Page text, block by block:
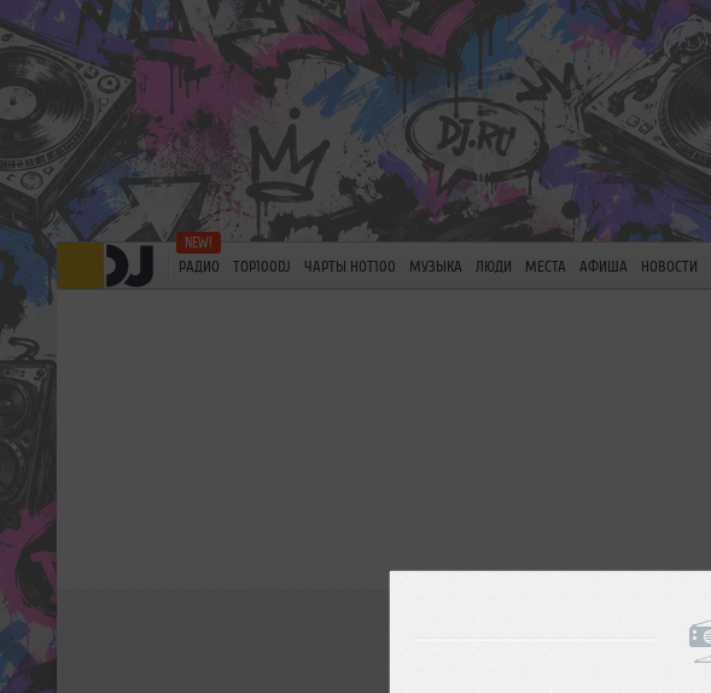
РАДИО TOP100DJ ЧАРТЫ HOT100 МУЗЫКА ЛЮДИ МЕСТА АФИША НОВОСТИ